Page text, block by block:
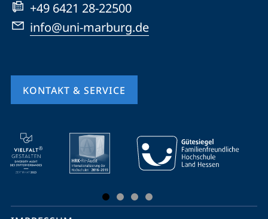
+49 6421 28-22500
info@uni-marburg.de
KONTAKT & SERVICE
Mobile-
Service-
Navigation
Social